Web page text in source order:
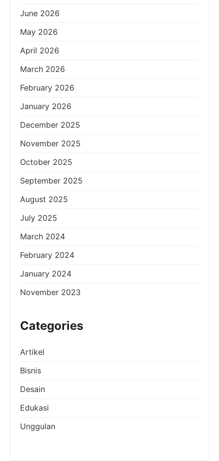
June 2026
May 2026
April 2026
March 2026
February 2026
January 2026
December 2025
November 2025
October 2025
September 2025
August 2025
July 2025
March 2024
February 2024
January 2024
November 2023
Categories
Artikel
Bisnis
Desain
Edukasi
Unggulan